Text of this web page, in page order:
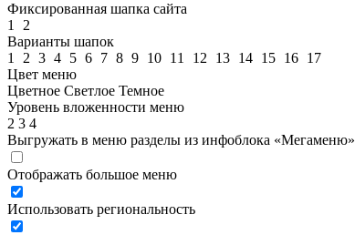
Фиксированная шапка сайта
1
2
Варианты шапок
1
2 3 4 5 6 7 8 9 10 11 12 13 14 15 16 17
Цвет меню
Цветное Светлое Темное
Уровень вложенности меню
2 3 4
Выгружать в меню разделы из инфоблока «Мегаменю»
Отображать большое меню
Использовать региональность